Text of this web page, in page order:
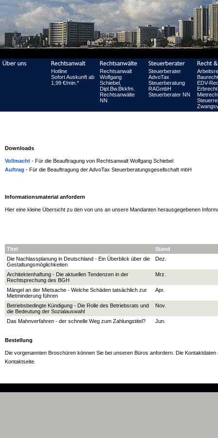
Hotline
Sofort Auskunft ab
1,99 €/min.*
Rechtsanwalt
Wolfgang
Schiebel,
Dipl.Bw.Bkkfm.
Rechtsanwälte
NN
Steuerberater
AdvoTax
Steuerberatung
RAGmbH
Steuerberater NN
Baurecht
EDV-
Erbrecht
Downloads
Vollmacht - Für die Beauftragung von Rechtsanwalt Wolfgang Schiebel
Auftrag - Für die Beauftragung der AdvoTax Steuerberatungsgesellschaft mbH
Informationsmaterial anfordern
Hier eine kleine Übersicht zu den von uns an unsere Mandanten herausgegebenen
Titel
Stand
Die Nachlassplanung in Deutschland - Ein Überblick über die
Gestaltungsmöglichkeiten
Dez.
Architektenhaftung - Die aktuellen Tendenzen in der
Rechtsprechung des BGH
Mrz.
Mängel an der Mietsache - Welche Schäden tatsächlich zur
Mietminderung führen
Apr.
Betriebsbedingte Kündigung - Die Rolle des Betriebsrats und
die Bedeutung der Sozialauswahl
Nov.
Das Mahnverfahren - der schnelle Weg zum Zahlungstitel? Jun.
Bestellung
Die vorgenannten Broschüren können Sie bei unseren Büros anfordern. Die
Kontaktseite.